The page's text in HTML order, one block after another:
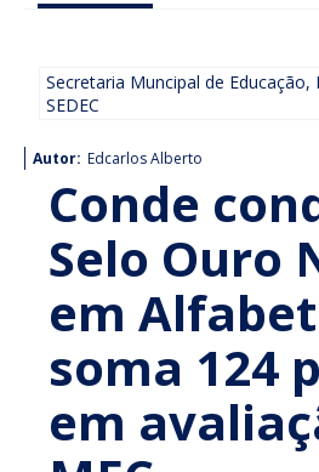
Secretaria Muncipal de Educação,
SEDEC
Autor: Edcarlos Alberto
Conde
Selo Ouro
em
soma 124
em